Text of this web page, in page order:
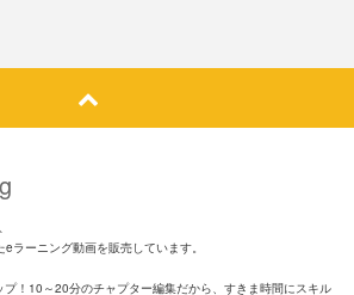
ラーニング動画を販売しています。
！10～20分のチャプター編集だから、すきま時間にスキル